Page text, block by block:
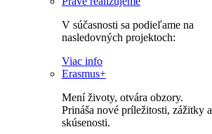
V súčasnosti sa podieľame na
nasledovných projektoch:
Viac info
Erasmus+
Mení životy, otvára obzory.
Prináša nové príležitosti, zážitky a
skúsenosti.